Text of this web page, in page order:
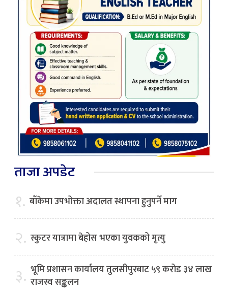
ताजा अपडेट
१. बाँकेमा उपभोक्ता अदालत स्थापना हुनुपर्ने माग
२. स्कुटर यात्रामा बेहोस भएका युवकको मृत्यु
३. भूमि प्रशासन कार्यालय तुलसीपुरबाट ५९ करोड ३४ लाख
राजस्व सङ्कलन